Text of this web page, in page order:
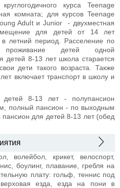
курса Teenage
комната; для курсов Teenage
Adult и Junior - двухместная
для детей от 14 лет
летний период. Расселение по
проживание детей одной
детей 8-13 лет школа старается
дети такого возраста. Также
включает транспорт в школу и
8-13 лет - полупансион
полный пансион - по выходным
для детей 8-13 лет (обед
волейбол, крикет, велоспорт,
боулинг, плавание, гребля на
плату: гольф, теннис под
верховая езда, езда на пони в